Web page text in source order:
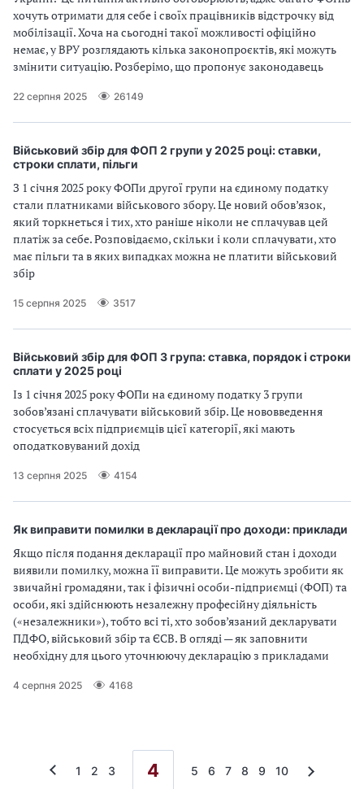
хочуть отримати для себе і своїх працівників відстрочку від
мобілізації. Хоча на сьогодні такої можливості офіційно
немає, у ВРУ розглядають кілька законопроєктів, які можуть
змінити ситуацію. Розберімо, що пропонує законодавець
22 серпня 2025 26149
Військовий збір для ФОП 2 групи у 2025 році: ставки,
строки сплати, пільги
З 1 січня 2025 року ФОПи другої групи на єдиному податку
стали платниками військового збору. Це новий обов’язок,
який торкнеться і тих, хто раніше ніколи не сплачував цей
платіж за себе. Розповідаємо, скільки і коли сплачувати, хто
має пільги та в яких випадках можна не платити військовий
збір
15 серпня 2025 3517
Військовий збір для ФОП 3 група: ставка, порядок і строки
сплати у 2025 році
Із 1 січня 2025 року ФОПи на єдиному податку 3 групи
зобов’язані сплачувати військовий збір. Це нововведення
стосується всіх підприємців цієї категорії, які мають
оподатковуваний дохід
13 серпня 2025 4154
Як виправити помилки в декларації про доходи: приклади
Якщо після подання декларації про майновий стан і доходи
виявили помилку, можна її виправити. Це можуть зробити як
звичайні громадяни, так і фізичні особи-підприємці (ФОП) та
особи, які здійснюють незалежну професійну діяльність
(«незалежники»), тобто всі ті, хто зобов’язаний декларувати
ПДФО, військовий збір та ЄСВ. В огляді — як заповнити
необхідну для цього уточнюючу декларацію з прикладами
4 серпня 2025 4168
1 2 3 4 5 6 7 8 9 10